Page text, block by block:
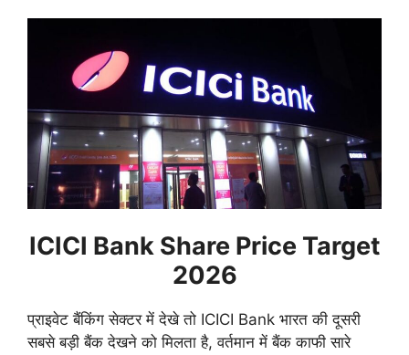
ICICI Bank Share Price Target
2026
प्राइवेट बैंकिंग सेक्टर में देखे तो ICICI Bank भारत की दूसरी
सबसे बड़ी बैंक देखने को मिलता है, वर्तमान में बैंक काफी सारे